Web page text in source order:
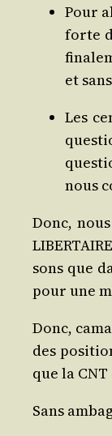
Pour
forte
et
Les
nous
Donc,
sons que
pour une
Donc,
des
que la
Sans